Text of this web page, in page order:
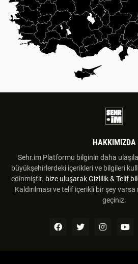
HAKKIMIZDA
Sehr.im Platformu bilginin daha
büyükşehirlerdeki içerikleri ve bilgileri
edinmiştir. bize uluşarak Gizlilik & Telif
Kaldırılması ve telif içerikli bir şey
geçiniz.